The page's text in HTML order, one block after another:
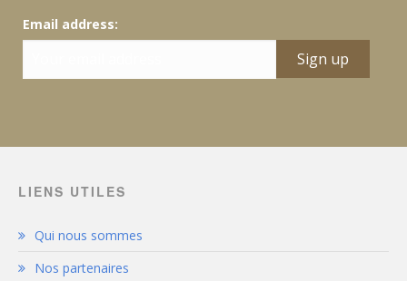
Email address:
LIENS UTILES
Qui nous sommes
Nos partenaires